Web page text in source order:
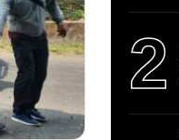
2